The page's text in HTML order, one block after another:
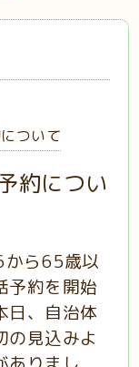
ついて
約につい
から65歳以
予約を開始
、 自治体
の見込みよ